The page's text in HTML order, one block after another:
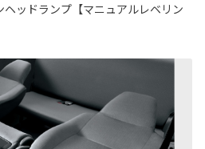
ッドランプ【マニュアルレベリン